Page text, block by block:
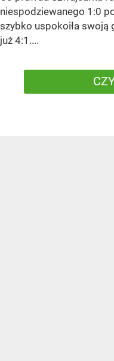
niespodziewanego 1:0
szybko uspokoiła swoją
już 4:1....